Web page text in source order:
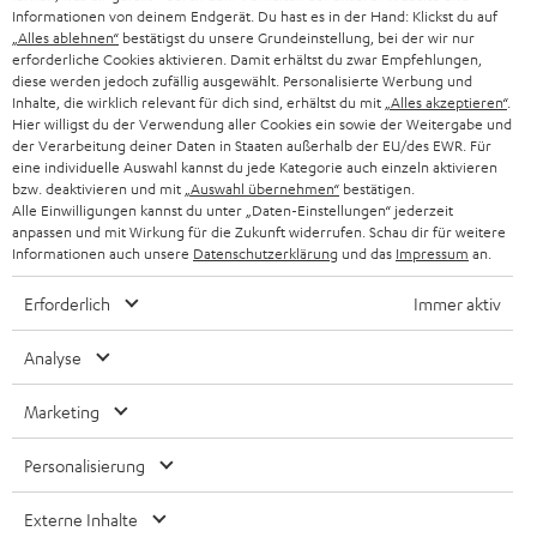
BLUETOOTH-LAUTSPRECHER
KOPFHÖRER
BLUETOOTH-KOPFHÖRER
STEREOANLAGEN
LAUTSPRECHER
ULTIMA-SERIE
IN-EAR-KOPFHÖRER
FANSHOP
NEUHEITEN
PARTNERPROGRAMM
BLOG
NEWSLETTER
STORES
DEINE VORTEILE BEI TEUFEL
UNSER MANAGEMENT
NACHHALTIGKEIT
UNSERE WERTE
BILDUNGSRABATT
SCHWEIZ
NIEDERLANDE
BELGIEN
FRANKREICH
POLEN
SPANIEN
ITALIEN
Technische Änderungen, Tippfehler und Irrtum vorbehalten. Das auf unseren
Fotos abgebildete Zubehör ist nicht im Lieferumfang enthalten. Etwaige
Entsorgungsgebühren für Batterien sind im Preis inbegriffen.
Informationen von deinem Endgerät. Du hast es in der Hand: Klickst du auf
„Alles ablehnen“ bestätigst du unsere Grundeinstellung, bei der wir nur
erforderliche Cookies aktivieren. Damit erhältst du zwar Empfehlungen,
diese werden jedoch zufällig ausgewählt. Personalisierte Werbung und
Inhalte, die wirklich relevant für dich sind, erhältst du mit „Alles akzeptieren“.
Hier willigst du der Verwendung aller Cookies ein sowie der Weitergabe und
der Verarbeitung deiner Daten in Staaten außerhalb der EU/des EWR. Für
eine individuelle Auswahl kannst du jede Kategorie auch einzeln aktivieren
bzw. deaktivieren und mit „Auswahl übernehmen“ bestätigen.
Alle Einwilligungen kannst du unter „Daten-Einstellungen“ jederzeit
anpassen und mit Wirkung für die Zukunft widerrufen. Schau dir für weitere
Informationen auch unsere Datenschutzerklärung und das Impressum an.
Erforderlich Immer aktiv
Analyse
Marketing
Personalisierung
Externe Inhalte